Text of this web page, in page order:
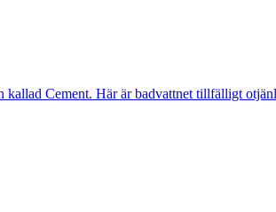
Cement. Här är badvattnet tillfälligt